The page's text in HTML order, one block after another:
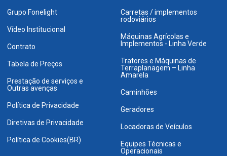
Grupo Fonelight
Vídeo Institucional
Contrato
Tabela de Preços
Prestação de serviços e
Outras avenças
Política de Privacidade
Diretivas de Privacidade
Política de Cookies(BR)
Carretas / implementos
rodoviários
Máquinas Agrícolas e
Implementos - Linha Verde
Tratores e Máquinas de
Terraplanagem – Linha
Amarela
Caminhões
Geradores
Locadoras de Veículos
Equipes Técnicas e
Operacionais